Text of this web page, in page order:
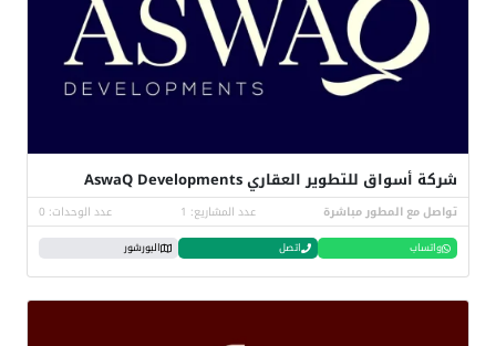
شركة أسواق للتطوير العقاري AswaQ Developments
تواصل مع المطور مباشرة عدد المشاريع: 1 عدد الوحدات: 0
واتساب اتصل البورشور